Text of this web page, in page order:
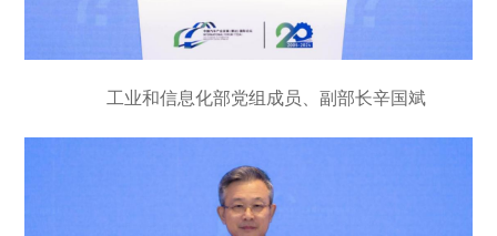
工业和信息化部党组成员、副部长辛国斌